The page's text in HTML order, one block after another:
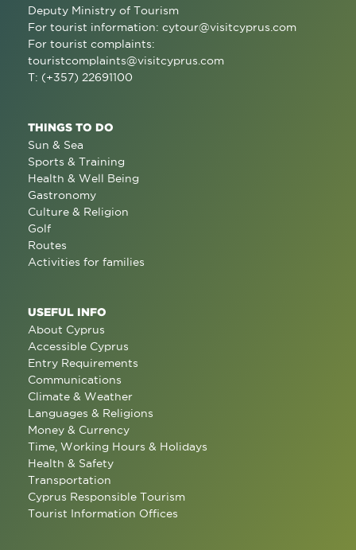
Deputy Ministry of Tourism
For tourist information: cytour@visitcyprus.com
For tourist complaints:
touristcomplaints@visitcyprus.com
T: (+357) 22691100
THINGS TO DO
Sun & Sea
Sports & Training
Health & Well Being
Gastronomy
Culture & Religion
Golf
Routes
Activities for families
USEFUL INFO
About Cyprus
Accessible Cyprus
Entry Requirements
Communications
Climate & Weather
Languages & Religions
Money & Currency
Time, Working Hours & Holidays
Health & Safety
Transportation
Cyprus Responsible Tourism
Tourist Information Offices